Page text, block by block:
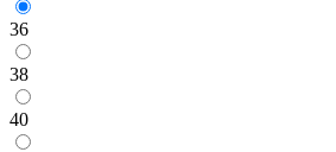
36
38
40